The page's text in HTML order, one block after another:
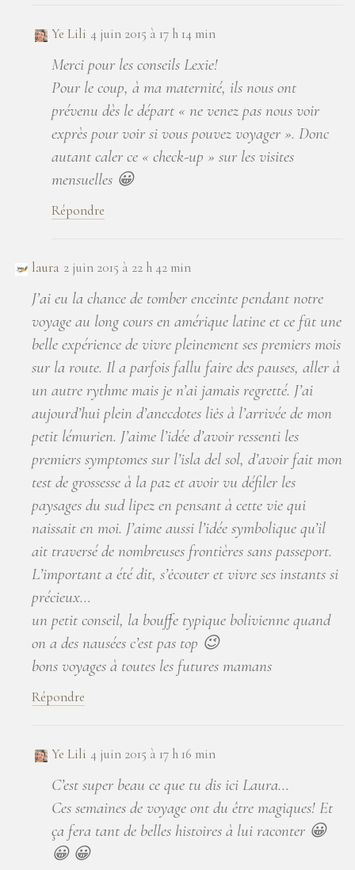
Ye Lili 4 juin 2015 à 17 h 14 min
Merci pour les conseils Lexie!
Pour le coup, à ma maternité, ils nous ont
prévenu dès le départ « ne venez pas nous voir
exprès pour voir si vous pouvez voyager ». Donc
autant caler ce « check-up » sur les visites
mensuelles 😀
Répondre
laura 2 juin 2015 à 22 h 42 min
J’ai eu la chance de tomber enceinte pendant notre
voyage au long cours en amérique latine et ce fūt une
belle expérience de vivre pleinement ses premiers mois
sur la route. Il a parfois fallu faire des pauses, aller à
un autre rythme mais je n’ai jamais regretté. J’ai
aujourd’hui plein d’anecdotes liės à l’arrivée de mon
petit lémurien. J’aime l’idée d’avoir ressenti les
premiers symptomes sur l’isla del sol, d’avoir fait mon
test de grossesse à la paz et avoir vu défiler les
paysages du sud lipez en pensant à cette vie qui
naissait en moi. J’aime aussi l’idée symbolique qu’il
ait traversé de nombreuses frontières sans passeport.
L’important a été dit, s’ėcouter et vivre ses instants si
précieux…
un petit conseil, la bouffe typique bolivienne quand
on a des nausées c’est pas top 😉
bons voyages à toutes les futures mamans
Répondre
Ye Lili 4 juin 2015 à 17 h 16 min
C’est super beau ce que tu dis ici Laura…
Ces semaines de voyage ont du être magiques! Et
ça fera tant de belles histoires à lui raconter 😀
😀 😀